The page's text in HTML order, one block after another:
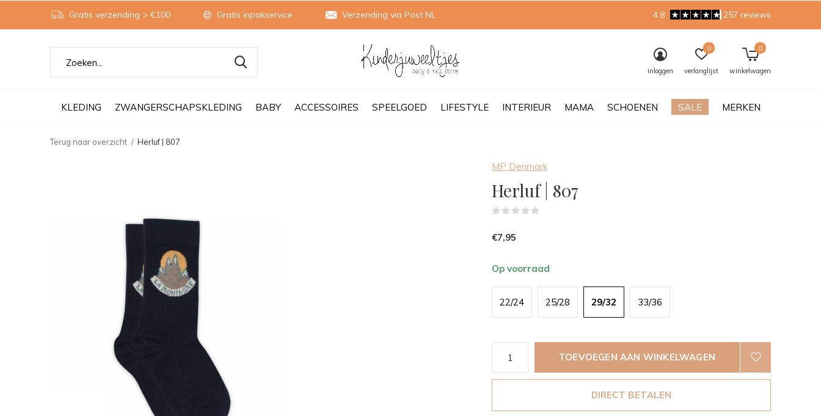
KLEDING ZWANGERSCHAPSKLEDING BABY ACCESSOIRES SPEELGOED LIFESTYLE INTERIEUR MAMA SCHOENEN SALE MERKEN
inloggen verlanglijst
0
winkelwagen
0
Gratis verzending > €100 Gratis inpakservice Verzending via Post NL 4.8 257 reviews
Terug naar overzicht Herluf | 807
MP Denmark
Herluf | 807
€7,95
Op voorraad
22/24 25/28 29/32 33/36
TOEVOEGEN AAN WINKELWAGEN
DIRECT BETALEN